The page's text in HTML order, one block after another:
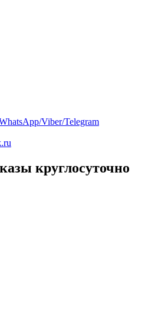
Viber/Telegram
круглосуточно